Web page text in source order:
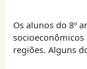
Os alunos do 8º
regiões. Alguns